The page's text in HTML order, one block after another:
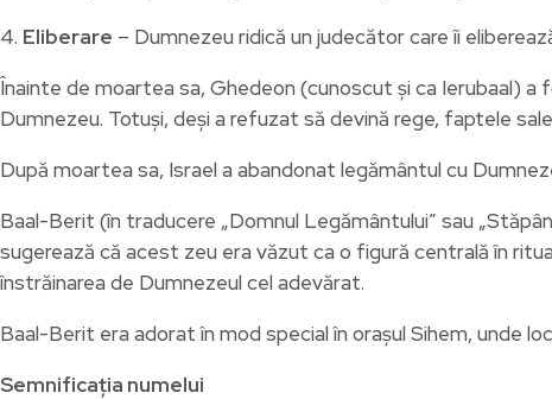
4. Eliberare – Dumnezeu ridică un judecător care îi
Înainte de moartea sa, Ghedeon (cunoscut și ca Ierubaal) a
Dumnezeu. Totuși, deși a refuzat să devină rege, faptele
După moartea sa, Israel a abandonat legământul cu
Baal-Berit (în traducere „Domnul Legământului” sau
sugerează că acest zeu era văzut ca o figură centrală în
înstrăinarea de Dumnezeul cel adevărat.
Baal-Berit era adorat în mod special în orașul Sihem, unde
Semnificația numelui